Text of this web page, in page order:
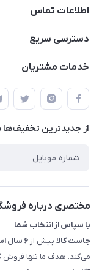
اطلاعات تماس
09398557137
سمت چپ (فروشگاه
هماهنگی"
دسترسی سریع
لیست محصولات
حساب کاربری
تماس با ما
خدمات مشتریان
راهنما
پرسش های شما
شرایط و ضوابط گارانتی
روش های بازگرداندن کالا
از جدید‌ترین تخفیف‌ها
مختصری درباره
با سپاس از انتخاب شما
جاست کالا بیش از ۶ سال است
می‌کند. هدف ما تنها فروش